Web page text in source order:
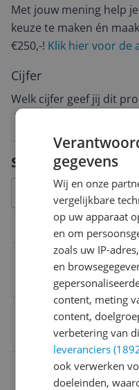
Specificaties
CE markering
Product lengte
18,1 cm
Verpakking breedte
Met jouw mening help
keuze te maken én
€250,-! Klik hier voor de
Cijfer
Welk cijfer geef jij dit
gegevens
Wij en onze
vergelijkbare
op uw apparaat
en om
zoals uw IP-
en
content, meting
content,
verbetering van
leveranciers
ook verwerken
doeleinden,